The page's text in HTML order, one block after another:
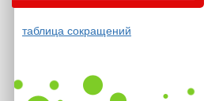
таблица сокращений